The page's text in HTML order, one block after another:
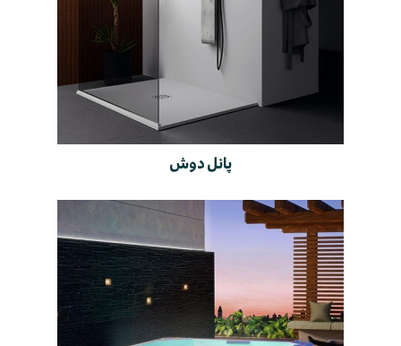
پانل دوش